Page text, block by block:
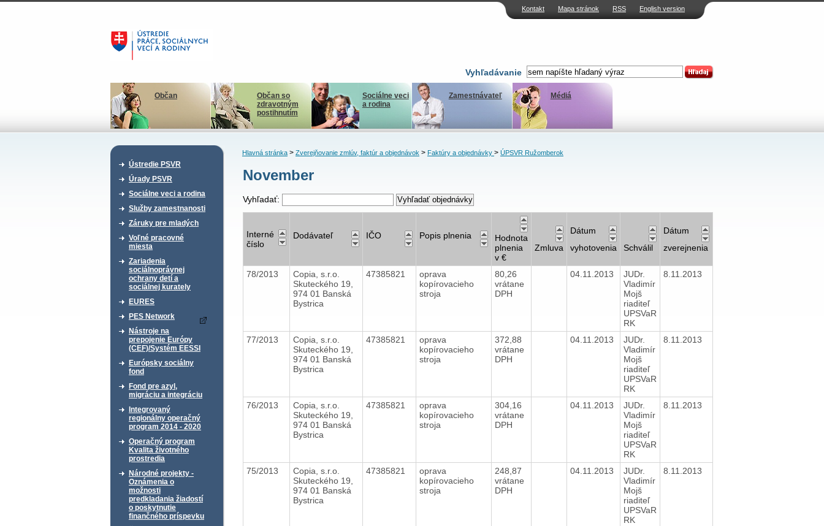
Kontakt Mapa stránok RSS English version
Vyhľadávanie
Občan
Občan so
zdravotným
postihnutím
Sociálne veci
a rodina
Zamestnávateľ Médiá
Ústredie PSVR
Úrady PSVR
Sociálne veci a rodina
Služby zamestnanosti
Záruky pre mladých
Voľné pracovné
miesta
Zariadenia
sociálnoprávnej
ochrany detí a
sociálnej kurately
EURES
PES Network
Nástroje na
prepojenie Európy
(CEF)/Systém EESSI
Európsky sociálny
fond
Fond pre azyl,
migráciu a integráciu
Integrovaný
regionálny operačný
program 2014 - 2020
Operačný program
Kvalita životného
prostredia
Národné projekty -
Oznámenia o
možnosti
predkladania žiadostí
o poskytnutie
finančného príspevku
Hlavná stránka> Zverejňovanie zmlúv, faktúr a objednávok> Faktúry a objednávky > ÚPSVR Ružomberok
November
Vyhľadať:
Interné
číslo
Dodávateľ IČO Popis plnenia
Hodnota
plnenia
v €
Zmluva
Dátum
vyhotovenia
Schválil
Dátum
zverejnenia
78/2013
Copia, s.r.o.
Skuteckého 19,
974 01 Banská
Bystrica
47385821
oprava
kopírovacieho
stroja
80,26
vrátane
DPH
04.11.2013
JUDr.
Vladimír
Mojš
riaditeľ
UPSVaR
RK
8.11.2013
77/2013
Copia, s.r.o.
Skuteckého 19,
974 01 Banská
Bystrica
47385821
oprava
kopírovacieho
stroja
372,88
vrátane
DPH
04.11.2013
JUDr.
Vladimír
Mojš
riaditeľ
UPSVaR
RK
8.11.2013
76/2013
Copia, s.r.o.
Skuteckého 19,
974 01 Banská
Bystrica
47385821
oprava
kopírovacieho
stroja
304,16
vrátane
DPH
04.11.2013
JUDr.
Vladimír
Mojš
riaditeľ
UPSVaR
RK
8.11.2013
75/2013
Copia, s.r.o.
Skuteckého 19,
974 01 Banská
Bystrica
47385821
oprava
kopírovacieho
stroja
248,87
vrátane
DPH
04.11.2013
JUDr.
Vladimír
Mojš
riaditeľ
UPSVaR
RK
8.11.2013